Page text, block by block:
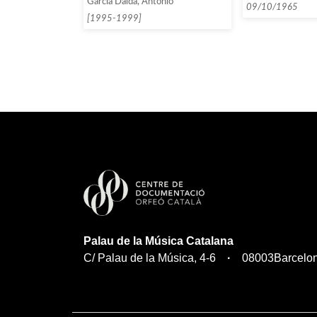
[1995-1999]
Barcelona, que
09/10/1965
Palau de la Música Catalana
C/ Palau de la Música, 4-6
08003